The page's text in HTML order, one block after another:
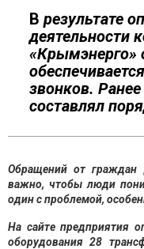
В результате
деятельности
«Крымэнерго»
звонков. Ранее
составлял
Обращений от граждан
важно, чтобы люди
один с проблемой,
На сайте предприятия
оборудования 28